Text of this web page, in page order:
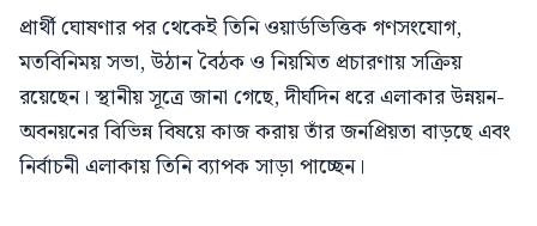
প্রার্থী ঘোষণার পর থেকেই তিনি ওয়ার্ডভিত্তিক গণসংযোগ,
মতবিনিময় সভা, উঠান বৈঠক ও নিয়মিত প্রচারণায় সক্রিয়
রয়েছেন। স্থানীয় সূত্রে জানা গেছে, দীর্ঘদিন ধরে এলাকার উন্নয়ন-
অবনয়নের বিভিন্ন বিষয়ে কাজ করায় তাঁর জনপ্রিয়তা বাড়ছে এবং
নির্বাচনী এলাকায় তিনি ব্যাপক সাড়া পাচ্ছেন।